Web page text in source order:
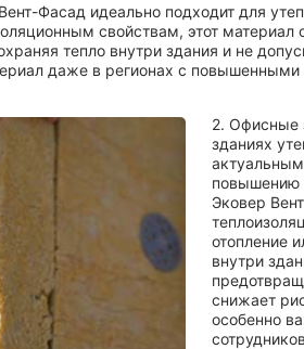
Фасад идеально подходит для
свойствам, этот материал
тепло внутри здания и не
даже в регионах с
2. Офисные
зданиях
повышению
Эковер
отопление
внутри
снижает
особенно